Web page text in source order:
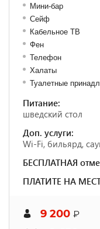
Мини-бар
Сейф
Кабельное ТВ
Фен
Телефон
Халаты
Туалетные
Питание:
шведский стол
Доп. услуги:
Wi-Fi, бильярд,
БЕСПЛАТНАЯ
ПЛАТИТЕ НА
9 200 ₽